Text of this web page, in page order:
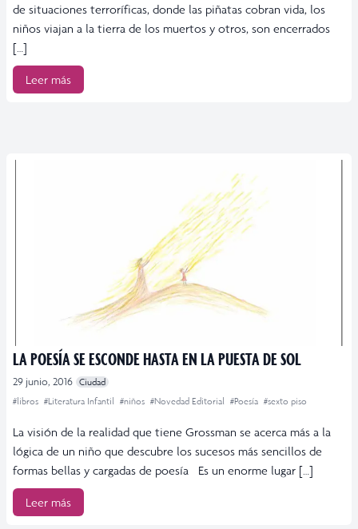
de situaciones terroríficas, donde las piñatas cobran vida, los
niños viajan a la tierra de los muertos y otros, son encerrados
[…]
Leer más
LA POESÍA SE ESCONDE HASTA EN LA PUESTA DE SOL
29 junio, 2016 Ciudad
#libros #Literatura Infantil #niños #Novedad Editorial #Poesía #sexto piso
La visión de la realidad que tiene Grossman se acerca más a la
lógica de un niño que descubre los sucesos más sencillos de
formas bellas y cargadas de poesía Es un enorme lugar […]
Leer más